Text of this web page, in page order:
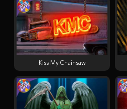
Kiss My Chainsaw